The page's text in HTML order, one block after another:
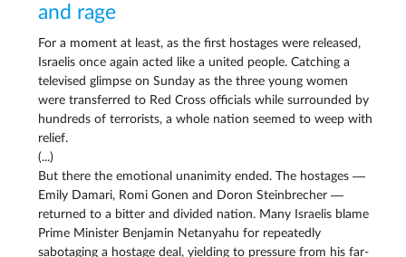
and rage
For a moment at least, as the first hostages were released,
Israelis once again acted like a united people. Catching a
televised glimpse on Sunday as the three young women
were transferred to Red Cross officials while surrounded by
hundreds of terrorists, a whole nation seemed to weep with
relief.
(...)
But there the emotional unanimity ended. The hostages —
Emily Damari, Romi Gonen and Doron Steinbrecher —
returned to a bitter and divided nation. Many Israelis blame
Prime Minister Benjamin Netanyahu for repeatedly
sabotaging a hostage deal, yielding to pressure from his far-